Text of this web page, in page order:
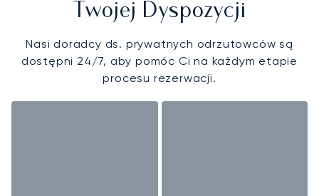
Twojej Dyspozycji
Nasi doradcy ds. prywatnych odrzutowców są
dostępni 24/7, aby pomóc Ci na każdym etapie
procesu rezerwacji.